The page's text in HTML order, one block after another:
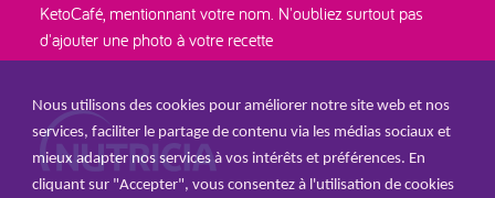
KetoCafé, mentionnant votre nom. N'oubliez surtout pas
d'ajouter une photo à votre recette
Nous utilisons des cookies pour améliorer notre site web et nos
services, faciliter le partage de contenu via les médias sociaux et
mieux adapter nos services à vos intérêts et préférences. En
cliquant sur "Accepter", vous consentez à l'utilisation de cookies